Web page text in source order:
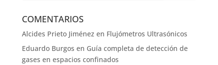
COMENTARIOS
Alcides Prieto Jiménez en Flujómetros Ultrasónicos
Eduardo Burgos en Guía completa de detección de
gases en espacios confinados